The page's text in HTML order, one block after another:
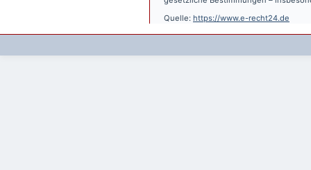
Quelle: https://www.e-recht24.de